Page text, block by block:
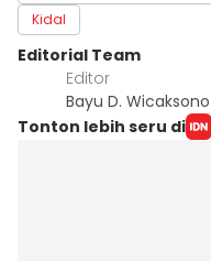
Kidal
Editorial Team
Editor
Bayu D. Wicaksono
Tonton lebih seru di